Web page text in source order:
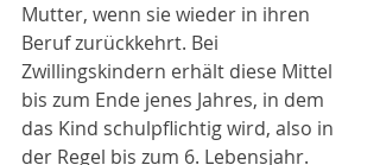
Mutter, wenn sie wieder in ihren
Beruf zurückkehrt. Bei
Zwillingskindern erhält diese Mittel
bis zum Ende jenes Jahres, in dem
das Kind schulpflichtig wird, also in
der Regel bis zum 6. Lebensjahr.